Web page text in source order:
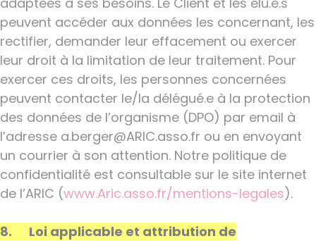
peuvent accéder aux données les concernant, les
rectifier, demander leur effacement ou exercer
leur droit à la limitation de leur traitement. Pour
exercer ces droits, les personnes concernées
peuvent contacter le/la délégué.e à la protection
des données de l’organisme (DPO) par email à
l’adresse a.berger@ARIC.asso.fr ou en envoyant
un courrier à son attention. Notre politique de
confidentialité est consultable sur le site internet
de l’ARIC (www.Aric.asso.fr/mentions-legales).
8. Loi applicable et attribution de